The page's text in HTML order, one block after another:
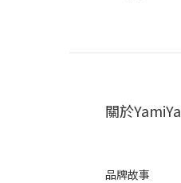
關於YamiYa
品牌故事